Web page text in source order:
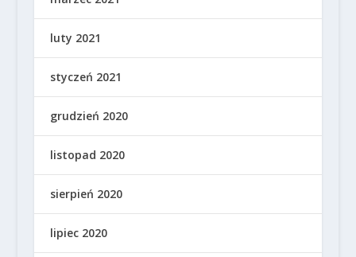
luty 2021
styczeń 2021
grudzień 2020
listopad 2020
sierpień 2020
lipiec 2020